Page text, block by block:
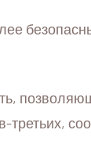
третьих,